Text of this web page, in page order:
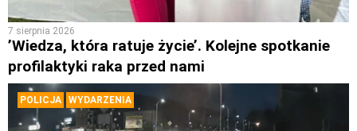
7 sierpnia 2026
’Wiedza, która ratuje życie’. Kolejne spotkanie
profilaktyki raka przed nami
POLICJA WYDARZENIA